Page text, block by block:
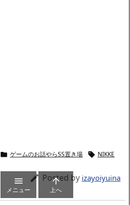
 ゲームのお話やらSS置き場  NIKKE
 Posted by izayoiyuina

メニュー

上へ